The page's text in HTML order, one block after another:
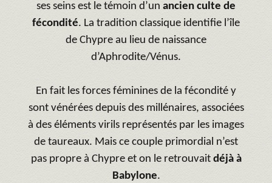
ses seins est le témoin d’un ancien culte de
fécondité. La tradition classique identifie l’île
de Chypre au lieu de naissance
d’Aphrodite/Vénus.
En fait les forces féminines de la fécondité y
sont vénérées depuis des millénaires, associées
à des éléments virils représentés par les images
de taureaux. Mais ce couple primordial n’est
pas propre à Chypre et on le retrouvait déjà à
Babylone.